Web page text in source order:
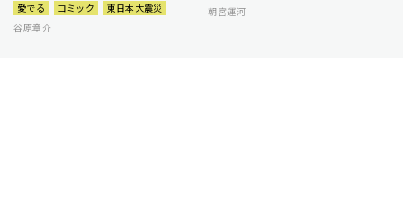
愛でる コミック
東日本大震災
谷原章介
朝宮運河